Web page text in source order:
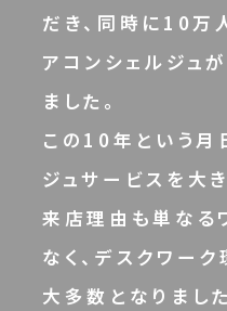
だき、同時に10万
アコンシェルジュ
ました。
この10年という月
ジュサービスを大
来店理由も単なる
なく、デスクワー
大多数となりました